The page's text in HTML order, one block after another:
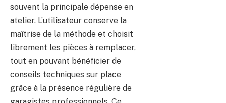
souvent la principale dépense en
atelier. L’utilisateur conserve la
maîtrise de la méthode et choisit
librement les pièces à remplacer,
tout en pouvant bénéficier de
conseils techniques sur place
grâce à la présence régulière de